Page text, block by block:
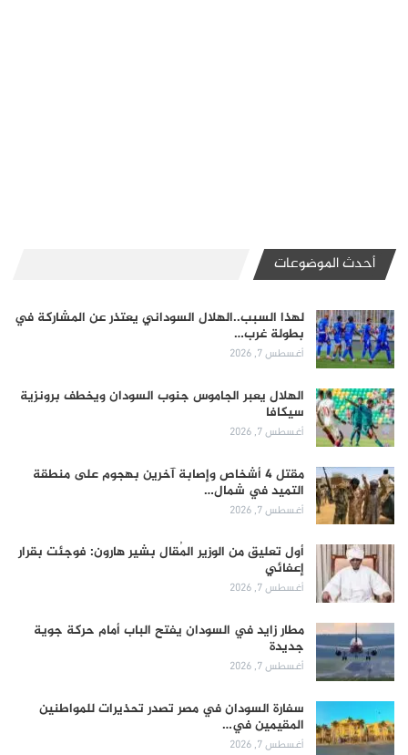
أحدث الموضوعات
لهذا السبب..الهلال السوداني يعتذر عن المشاركة في
بطولة غرب…
أغسطس 7, 2026
الهلال يعبر الجاموس جنوب السودان ويخطف برونزية
سيكافا
أغسطس 7, 2026
مقتل 4 أشخاص وإصابة آخرين بهجوم على منطقة
التميد في شمال…
أغسطس 7, 2026
أول تعليق من الوزير المُقال بشير هارون: فوجئت بقرار
إعفائي
أغسطس 7, 2026
مطار زايد في السودان يفتح الباب أمام حركة جوية
جديدة
أغسطس 7, 2026
سفارة السودان في مصر تصدر تحذيرات للمواطنين
المقيمين في…
أغسطس 7, 2026